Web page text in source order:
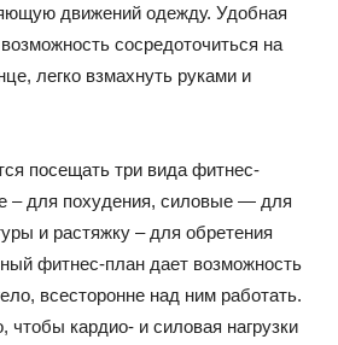
движений одежду. Удобная
сосредоточиться на
легко взмахнуть руками и
посещать три вида фитнес-
– для похудения, силовые — для
и растяжку – для обретения
фитнес-план дает возможность
всесторонне над ним работать.
чтобы кардио- и силовая нагрузки